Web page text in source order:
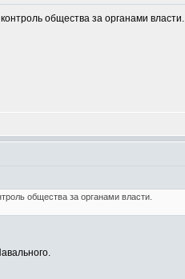
общества за органами власти.
общества за органами власти.